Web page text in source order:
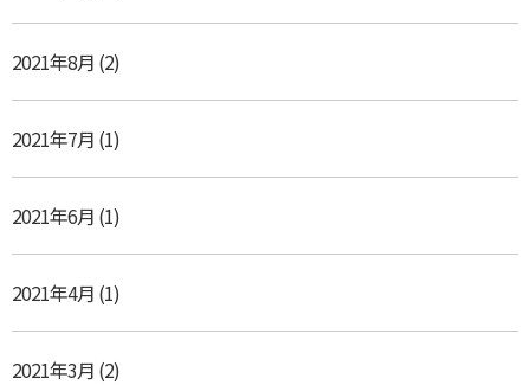
2021年8月 (2)
2021年7月 (1)
2021年6月 (1)
2021年4月 (1)
2021年3月 (2)